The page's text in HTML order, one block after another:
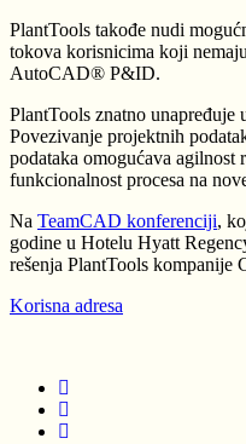
PlantTools takođe nudi
tokova korisnicima koji
AutoCAD® P&ID.
PlantTools znatno unapređuje
Povezivanje projektnih
podataka omogućava agilnost
funkcionalnost procesa na
Na TeamCAD konferenciji,
godine u Hotelu Hyatt
rešenja PlantTools kompanije
Korisna adresa